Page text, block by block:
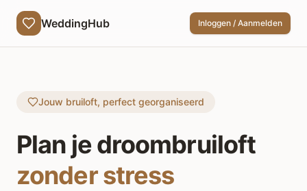
WeddingHub Inloggen / Aanmelden
Jouw bruiloft, perfect georganiseerd
Plan je droombruiloft
zonder stress